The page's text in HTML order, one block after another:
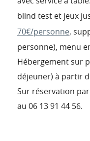
blind test et jeux
70€/personne,
personne), menu
Hébergement sur
déjeuner) à partir
Sur réservation
au 06 13 91 44 56.